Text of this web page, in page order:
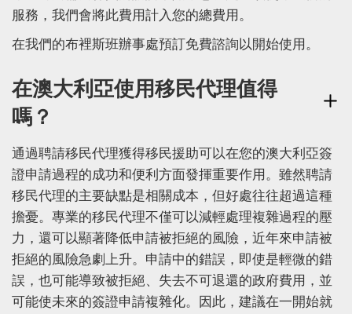
服務，我們會將此費用計入您的總費用。
在我們的布裡斯班辦事處預訂免費諮詢以開始使用。
在澳大利亞使用移民代理值得
嗎？
通過聘請移民代理獲得移民援助可以在您的澳大利亞簽
證申請過程的成功和便利方面發揮重要作用。雖然聘請
移民代理的主要缺點是相關成本，但好處往往超過這種
擔憂。專業的移民代理不僅可以減輕處理複雜過程的壓
力，還可以顯著降低申請被拒絕的風險，近年來申請被
拒絕的風險急劇上升。申請中的錯誤，即使是輕微的錯
誤，也可能導致被拒絕、失去不可退還的政府費用，並
可能使未來的簽證申請複雜化。因此，建議在一開始就